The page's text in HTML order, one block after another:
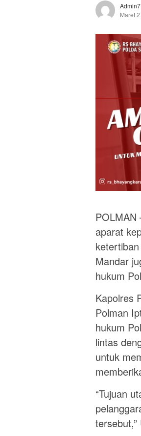
Maret
aparat
Mandar
hukum
Kapolres
Polman
hukum
lintas
untuk
“Tujuan
tersebut,”